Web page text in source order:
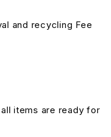
and recycling Fee
items are ready for